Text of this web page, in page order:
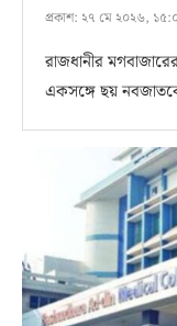
প্রকাশ: ২৭ মে ২০২৬,
রাজধানীর
একসঙ্গে ছয়